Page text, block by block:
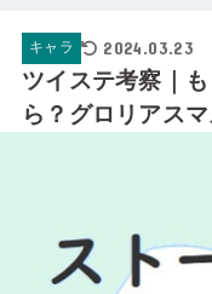
キャラ 2024.03.23
ツイステ考察｜
ら？グロリアス